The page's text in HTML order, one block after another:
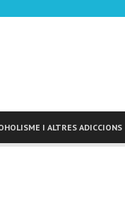
I ALTRES ADICCIONS